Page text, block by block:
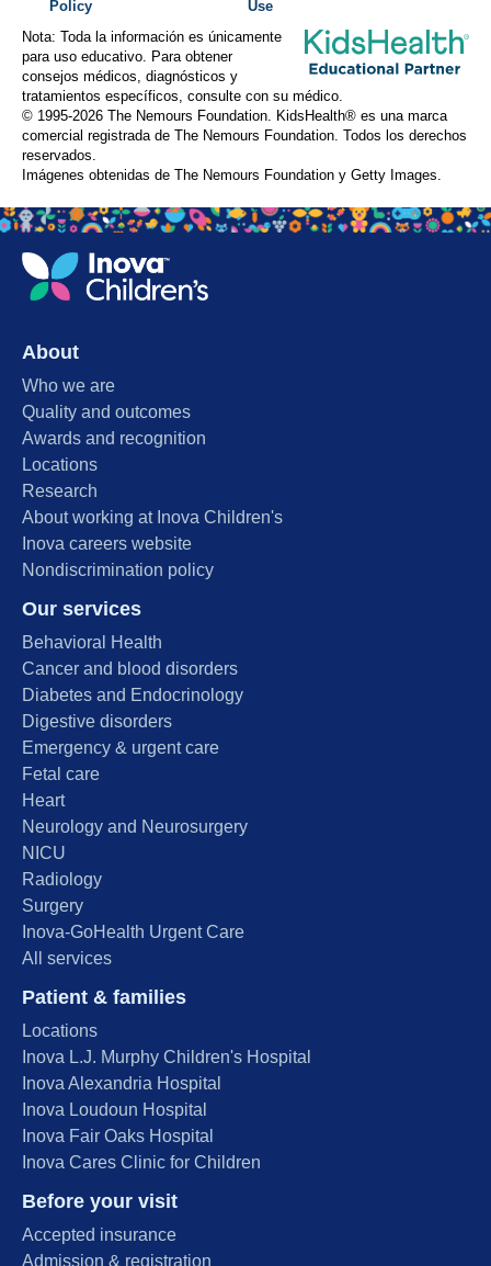
Policy
Use
Nota: Toda la información es únicamente
para uso educativo. Para obtener
consejos médicos, diagnósticos y
tratamientos específicos, consulte con su médico.
© 1995-2026 The Nemours Foundation. KidsHealth® es una marca
comercial registrada de The Nemours Foundation. Todos los derechos
reservados.
Imágenes obtenidas de The Nemours Foundation y Getty Images.
About
Who we are
Quality and outcomes
Awards and recognition
Locations
Research
About working at Inova Children's
Inova careers website
Nondiscrimination policy
Our services
Behavioral Health
Cancer and blood disorders
Diabetes and Endocrinology
Digestive disorders
Emergency & urgent care
Fetal care
Heart
Neurology and Neurosurgery
NICU
Radiology
Surgery
Inova-GoHealth Urgent Care
All services
Patient & families
Locations
Inova L.J. Murphy Children's Hospital
Inova Alexandria Hospital
Inova Loudoun Hospital
Inova Fair Oaks Hospital
Inova Cares Clinic for Children
Before your visit
Accepted insurance
Admission & registration